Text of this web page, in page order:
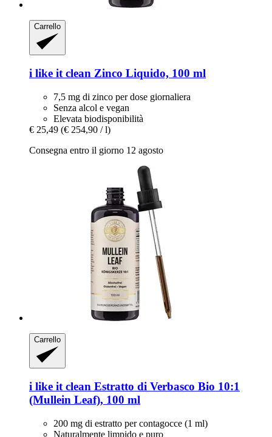
Carrello
i like it clean Zinco Liquido, 100 ml
7,5 mg di zinco per dose giornaliera
Senza alcol e vegan
Elevata biodisponibilità
€ 25,49 (€ 254,90 / l)
Consegna entro il giorno 12 agosto
Carrello
i like it clean Estratto di Verbasco Bio 10:1
(Mullein Leaf), 100 ml
200 mg di estratto per contagocce (1 ml)
Naturalmente limpido e puro